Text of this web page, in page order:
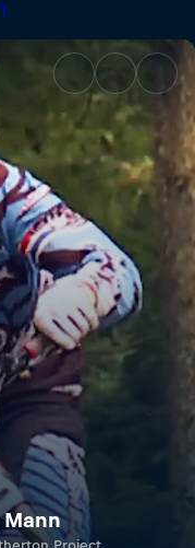
| Red